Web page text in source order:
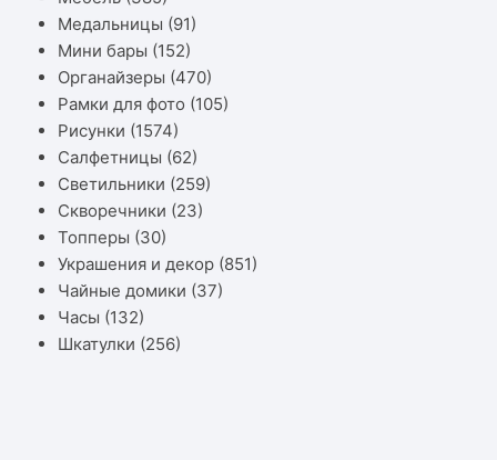
Медальницы (91)
Мини бары (152)
Органайзеры (470)
Рамки для фото (105)
Рисунки (1574)
Салфетницы (62)
Светильники (259)
Скворечники (23)
Топперы (30)
Украшения и декор (851)
Чайные домики (37)
Часы (132)
Шкатулки (256)